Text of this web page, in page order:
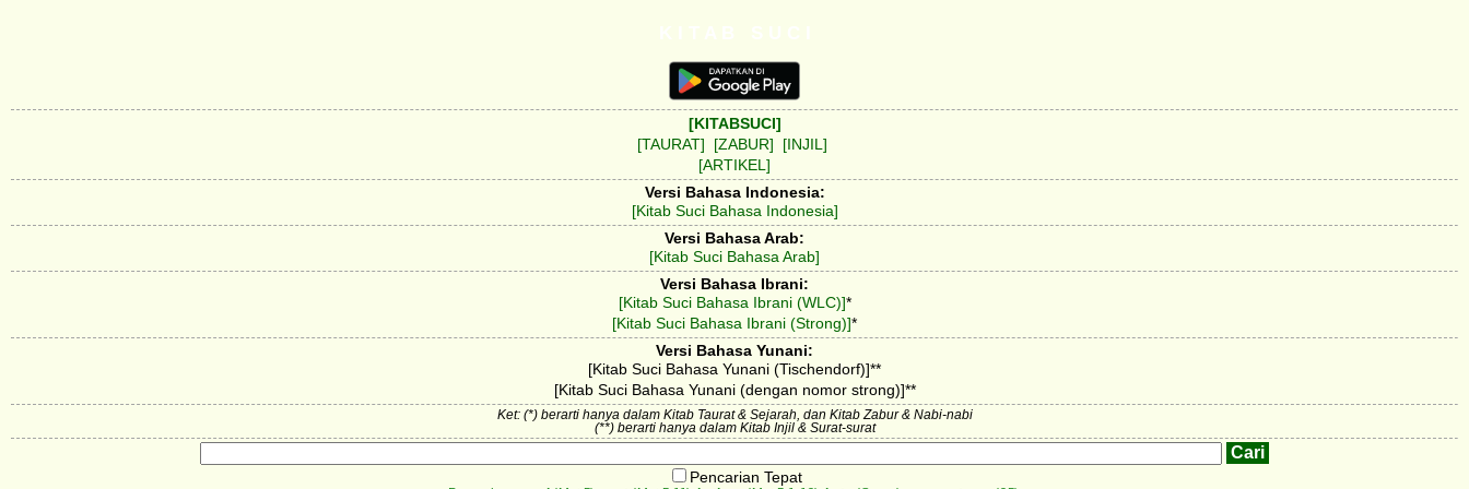
[KITABSUCI]
[TAURAT]
[ZABUR]
[INJIL]
[ARTIKEL]
Versi Bahasa Indonesia:
[Kitab Suci Bahasa Indonesia]
Versi Bahasa Arab:
[Kitab Suci Bahasa Arab]
Versi Bahasa Ibrani:
[Kitab Suci Bahasa Ibrani (WLC)]*
[Kitab Suci Bahasa Ibrani (Strong)]*
Versi Bahasa Yunani:
[Kitab Suci Bahasa Yunani (Tischendorf)]**
[Kitab Suci Bahasa Yunani (dengan nomor strong)]**
Ket: (*) berarti hanya dalam Kitab Taurat & Sejarah, dan Kitab Zabur & Nabi-nabi
(**) berarti hanya dalam Kitab Injil & Surat-surat
Pencarian Tepat